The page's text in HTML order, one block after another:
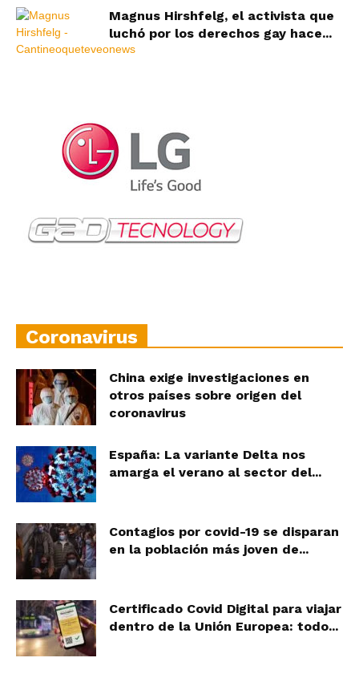
Magnus Hirshfelg, el activista que
luchó por los derechos gay hace...
Coronavirus
China exige investigaciones en
otros países sobre origen del
coronavirus
España: La variante Delta nos
amarga el verano al sector del...
Contagios por covid-19 se disparan
en la población más joven de...
Certificado Covid Digital para viajar
dentro de la Unión Europea: todo...